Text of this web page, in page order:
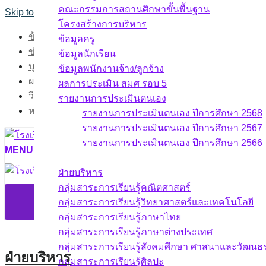
Skip to content
ข้อมูลสารสนเทศ
ข่าวกิจกรรม
บุคลากร
ผลงาน
วีดิทัศน์กิจกรรม
หน้าแรก
MENU
คณะกรรมการสถานศึกษาขั้นพื้นฐาน
โครงสร้างการบริหาร
ข้อมูลครู
ข้อมูลนักเรียน
ข้อมูลพนักงานจ้าง/ลูกจ้าง
ผลการประเมิน สมศ รอบ 5
รายงานการประเมินตนเอง
รายงานการประเมินตนเอง ปีการศึกษา 2568
รายงานการประเมินตนเอง ปีการศึกษา 2567
รายงานการประเมินตนเอง ปีการศึกษา 2566
ฝ่ายบริหาร
กลุ่มสาระการเรียนรู้คณิตศาสตร์
กลุ่มสาระการเรียนรู้วิทยาศาสตร์และเทคโนโลยี
กลุ่มสาระการเรียนรู้ภาษาไทย
กลุ่มสาระการเรียนรู้ภาษาต่างประเทศ
กลุ่มสาระการเรียนรู้สังคมศึกษา ศาสนาและวัฒนธ
กลุ่มสาระการเรียนรู้ศิลปะ
ฝ่ายบริหาร